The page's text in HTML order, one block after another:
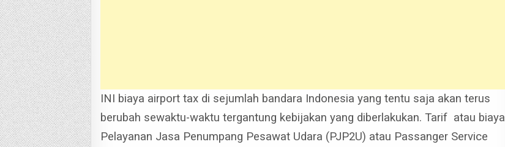
INI biaya airport tax di sejumlah bandara Indonesia yang tentu saja akan terus
berubah sewaktu-waktu tergantung kebijakan yang diberlakukan. Tarif atau biaya
Pelayanan Jasa Penumpang Pesawat Udara (PJP2U) atau Passanger Service